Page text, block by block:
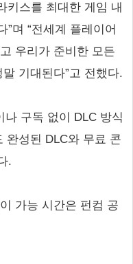
키스를 최대한 게임 내
며 “전세계 플레이어
우리가 준비한 모든
기대된다”고 전했다.
나 구독 없이 DLC 방식
완성된 DLC와 무료 콘
.
가능 시간은 펀컴 공